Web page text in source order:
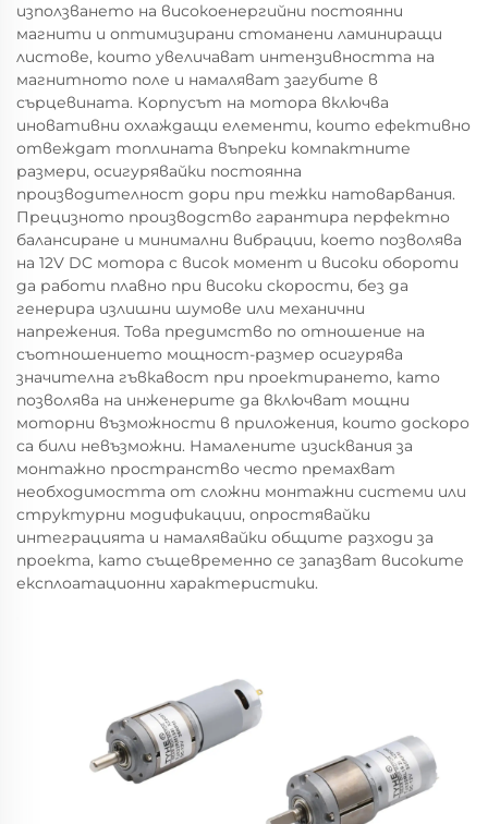
използването на високоенергийни постоянни
магнити и оптимизирани стоманени ламиниращи
листове, които увеличават интензивността на
магнитното поле и намаляват загубите в
сърцевината. Корпусът на мотора включва
иновативни охлаждащи елементи, които ефективно
отвеждат топлината въпреки компактните
размери, осигурявайки постоянна
производителност дори при тежки натоварвания.
Прецизното производство гарантира перфектно
балансиране и минимални вибрации, което позволява
на 12V DC мотора с висок момент и високи обороти
да работи плавно при високи скорости, без да
генерира излишни шумове или механични
напрежения. Това предимство по отношение на
съотношението мощност-размер осигурява
значителна гъвкавост при проектирането, като
позволява на инженерите да включват мощни
моторни възможности в приложения, които доскоро
са били невъзможни. Намалените изисквания за
монтажно пространство често премахват
необходимостта от сложни монтажни системи или
структурни модификации, опростявайки
интеграцията и намалявайки общите разходи за
проекта, като същевременно се запазват високите
експлоатационни характеристики.